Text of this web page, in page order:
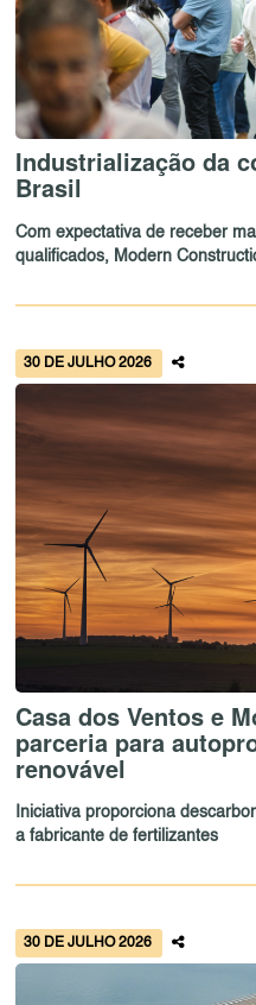
Industrialização da
Brasil
Com expectativa de receber
qualificados, Modern
30 DE JULHO 2026
Casa dos Ventos e
parceria para
renovável
Iniciativa proporciona
a fabricante de fertilizantes
30 DE JULHO 2026